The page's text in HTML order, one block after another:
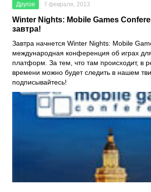
Другое 7 февраля, 2013
Winter Nights: Mobile Games
завтра!
Завтра начнется Winter Nights: Mobile
международная конференция об играх
платформ. За тем, что там происходит, в
времени можно будет следить в нашем
подписывайтесь!